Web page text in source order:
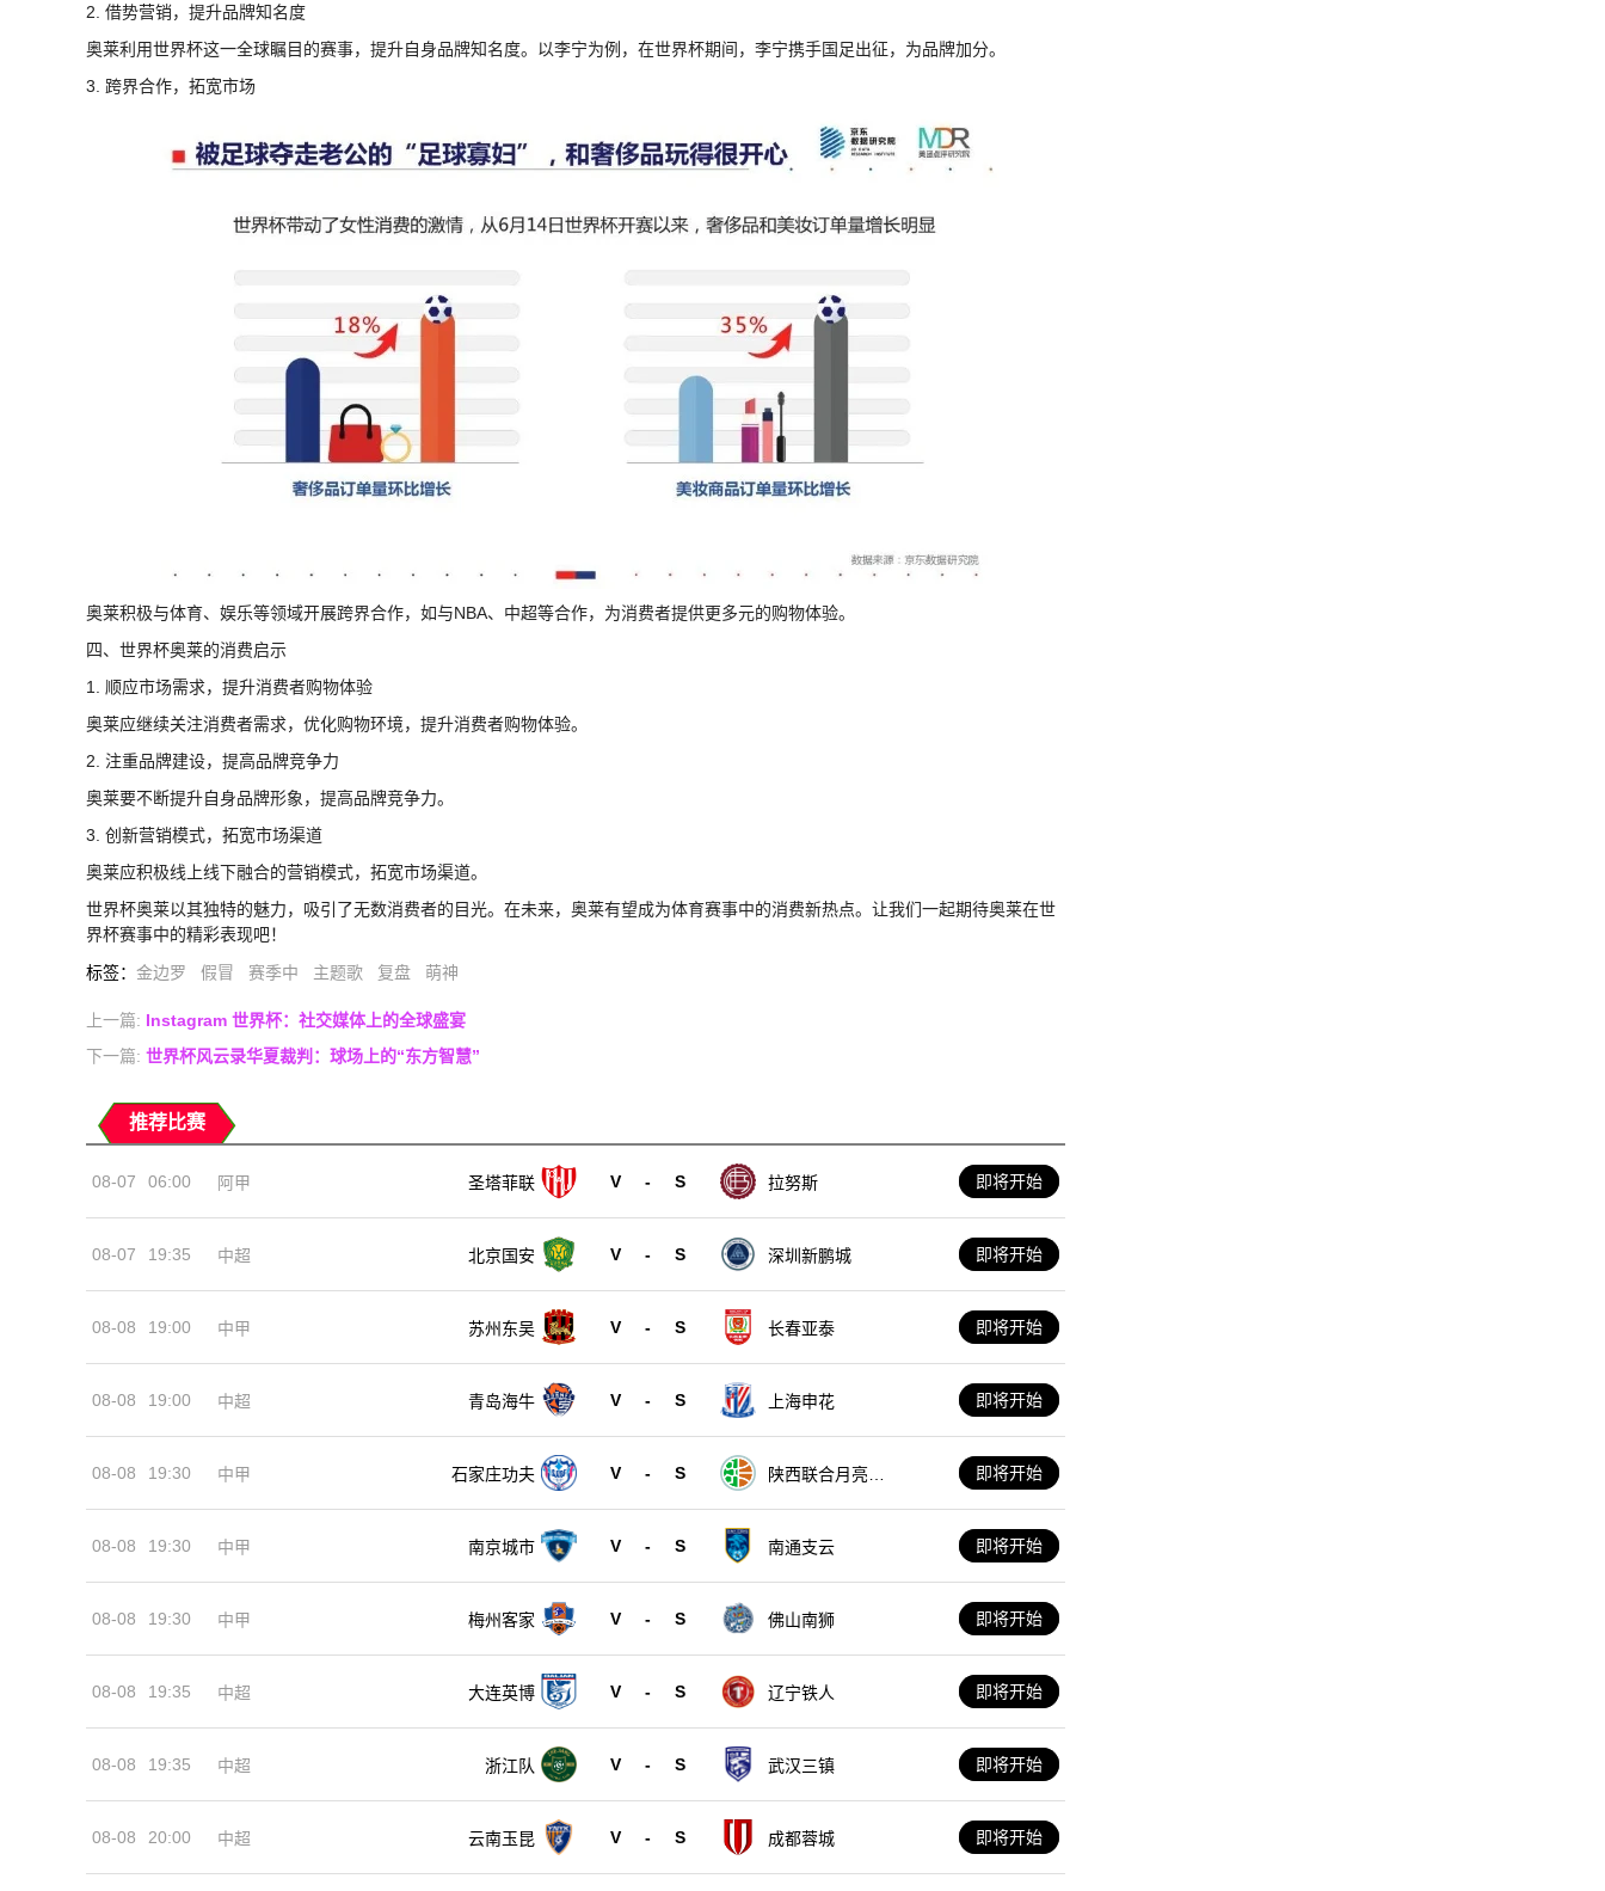
2. 借势营销，提升品牌知名度
奥莱利用世界杯这一全球瞩目的赛事，提升自身品牌知名度。以李宁为例，在世界杯期间，李宁携手国足出征，为品牌加分。
3. 跨界合作，拓宽市场
奥莱积极与体育、娱乐等领域开展跨界合作，如与NBA、中超等合作，为消费者提供更多元的购物体验。
四、世界杯奥莱的消费启示
1. 顺应市场需求，提升消费者购物体验
奥莱应继续关注消费者需求，优化购物环境，提升消费者购物体验。
2. 注重品牌建设，提高品牌竞争力
奥莱要不断提升自身品牌形象，提高品牌竞争力。
3. 创新营销模式，拓宽市场渠道
奥莱应积极线上线下融合的营销模式，拓宽市场渠道。
世界杯奥莱以其独特的魅力，吸引了无数消费者的目光。在未来，奥莱有望成为体育赛事中的消费新热点。让我们一起期待奥莱在世
界杯赛事中的精彩表现吧！
标签： 金边罗 假冒 赛季中 主题歌 复盘 萌神
上一篇: Instagram 世界杯：社交媒体上的全球盛宴
下一篇: 世界杯风云录华夏裁判：球场上的“东方智慧”
推荐比赛
08-07 06:00 阿甲 圣塔菲联 V - S 拉努斯 即将开始
08-07 19:35 中超 北京国安 V - S 深圳新鹏城 即将开始
08-08 19:00 中甲 苏州东吴 V - S 长春亚泰 即将开始
08-08 19:00 中超 青岛海牛 V - S 上海申花 即将开始
08-08 19:30 中甲 石家庄功夫 V - S
陕西联合月亮泊
即将开始
08-08 19:30 中甲 南京城市 V - S 南通支云 即将开始
08-08 19:30 中甲 梅州客家 V - S 佛山南狮 即将开始
08-08 19:35 中超 大连英博 V - S 辽宁铁人 即将开始
08-08 19:35 中超 浙江队 V - S 武汉三镇 即将开始
08-08 20:00 中超 云南玉昆 V - S 成都蓉城 即将开始